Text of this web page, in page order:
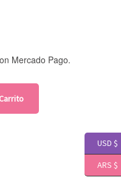
Mercado Pago.
USD $
ARS $